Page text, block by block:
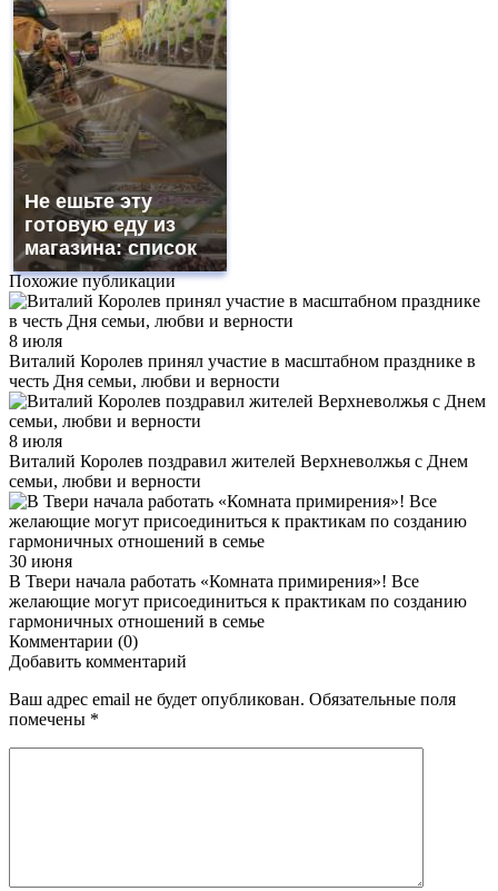
Не ешьте эту
готовую еду из
магазина: список
Похожие публикации
8 июля
Виталий Королев принял участие в масштабном празднике в
честь Дня семьи, любви и верности
8 июля
Виталий Королев поздравил жителей Верхневолжья с Днем
семьи, любви и верности
30 июня
В Твери начала работать «Комната примирения»! Все
желающие могут присоединиться к практикам по созданию
гармоничных отношений в семье
Комментарии (0)
Добавить комментарий
Ваш адрес email не будет опубликован. Обязательные поля
помечены *